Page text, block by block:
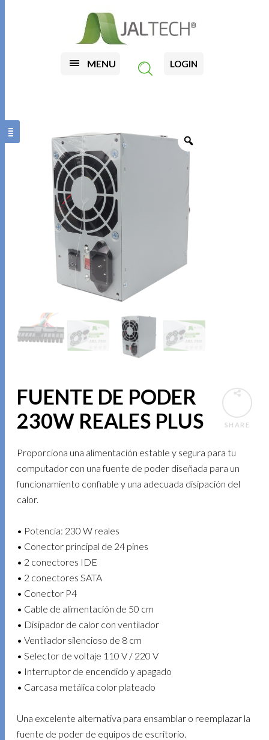
MENU LOGIN
SHARE
FUENTE DE PODER
230W REALES PLUS
Proporciona una alimentación estable y segura para tu
computador con una fuente de poder diseñada para un
funcionamiento confiable y una adecuada disipación del
calor.
• Potencia: 230 W reales
• Conector principal de 24 pines
• 2 conectores IDE
• 2 conectores SATA
• Conector P4
• Cable de alimentación de 50 cm
• Disipador de calor con ventilador
• Ventilador silencioso de 8 cm
• Selector de voltaje 110 V / 220 V
• Interruptor de encendido y apagado
• Carcasa metálica color plateado
Una excelente alternativa para ensamblar o reemplazar la
fuente de poder de equipos de escritorio.